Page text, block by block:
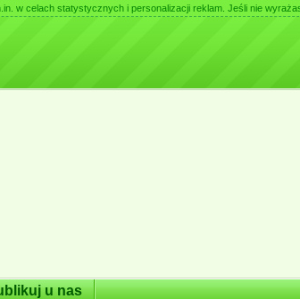
w celach statystycznych i personalizacji reklam. Jeśli nie
u nas